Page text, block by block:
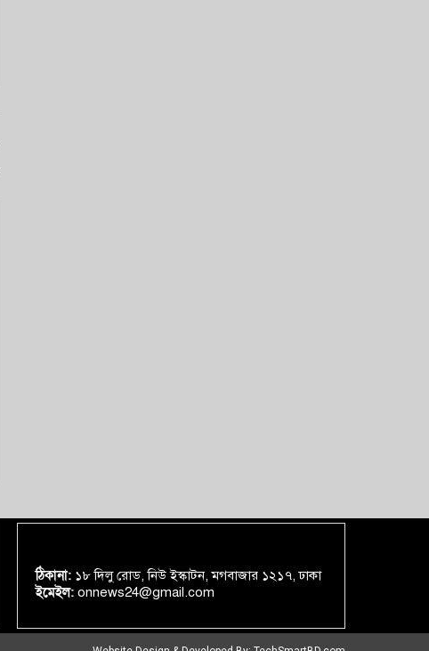
ঠিকানা:১৮ দিলু রোড, নিউ ইস্কাটন, মগবাজার ১২১৭, ঢাকা
ইমেইল:onnews24@gmail.com